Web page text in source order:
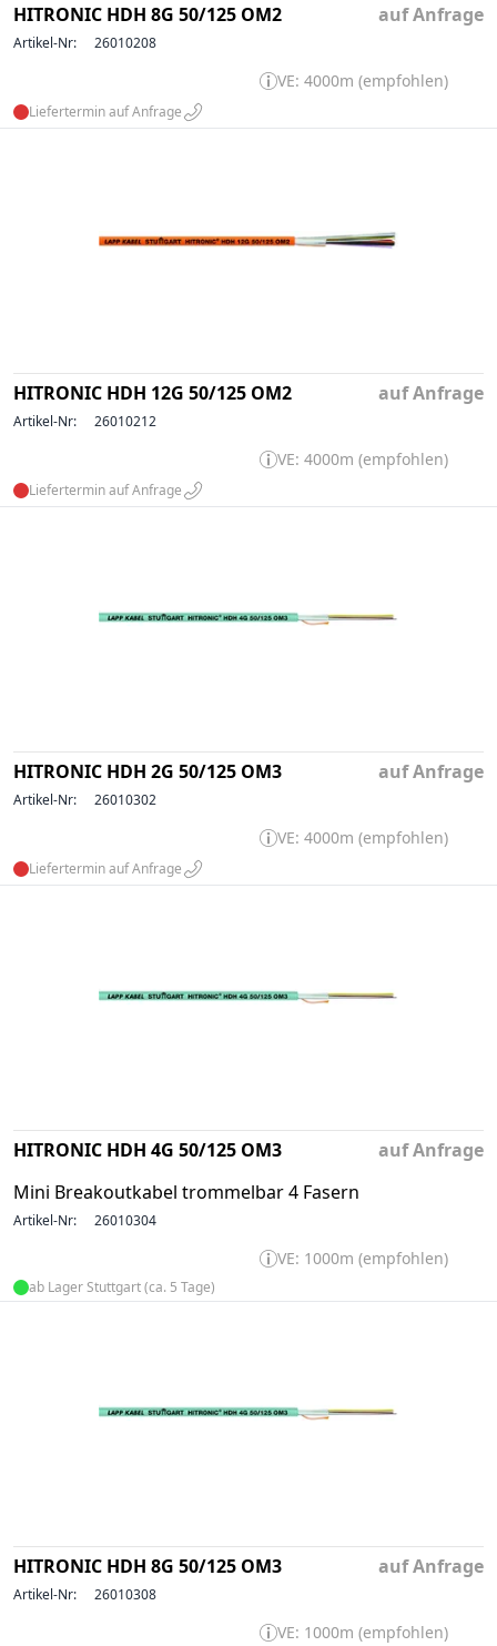
HITRONIC HDH 8G 50/125 OM2 auf Anfrage
Artikel-Nr: 26010208
VE: 4000m (empfohlen)
Liefertermin auf Anfrage
HITRONIC HDH 12G 50/125 OM2 auf Anfrage
Artikel-Nr: 26010212
VE: 4000m (empfohlen)
Liefertermin auf Anfrage
HITRONIC HDH 2G 50/125 OM3 auf Anfrage
Artikel-Nr: 26010302
VE: 4000m (empfohlen)
Liefertermin auf Anfrage
HITRONIC HDH 4G 50/125 OM3
Mini Breakoutkabel trommelbar 4 Fasern
auf Anfrage
Artikel-Nr: 26010304
VE: 1000m (empfohlen)
ab Lager Stuttgart (ca. 5 Tage)
HITRONIC HDH 8G 50/125 OM3 auf Anfrage
Artikel-Nr: 26010308
VE: 1000m (empfohlen)